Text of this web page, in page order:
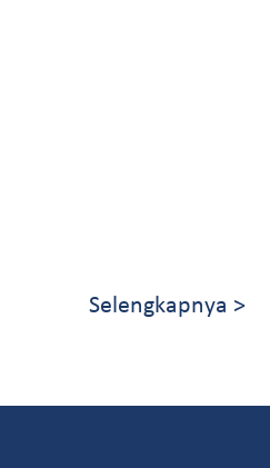
Selengkapnya >